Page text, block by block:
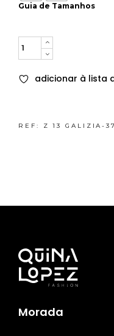
Guia de Tamanhos
Quantity
adicionar à lista
REF: Z 13 GALIZIA-37
Morada